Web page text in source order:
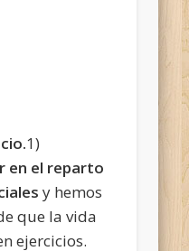
1)
en el reparto
y hemos
que la vida
ejercicios.